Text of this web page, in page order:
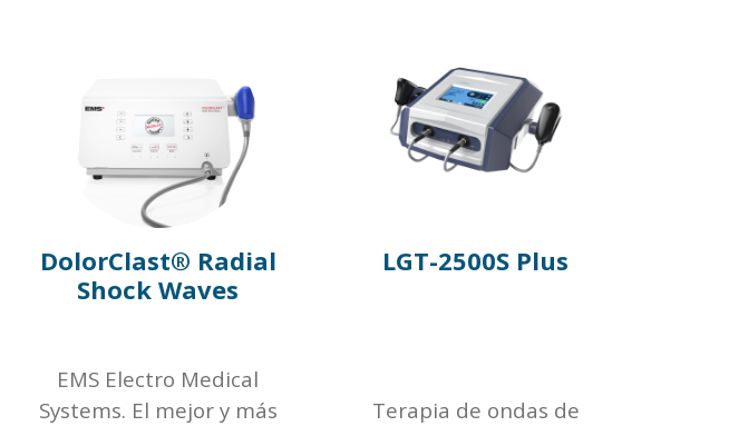
DolorClast® Radial
Shock Waves
EMS Electro Medical
Systems. El mejor y más
LGT-2500S Plus
Terapia de ondas de